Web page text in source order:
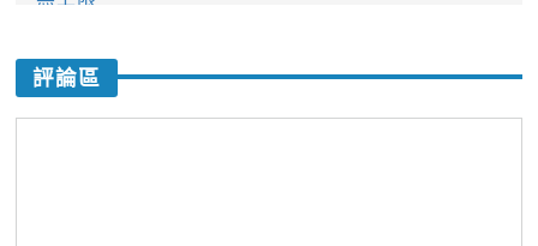
評論區